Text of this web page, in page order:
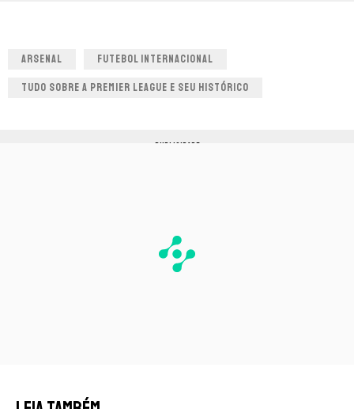
ARSENAL FUTEBOL INTERNACIONAL
TUDO SOBRE A PREMIER LEAGUE E SEU HISTÓRICO
PUBLICIDADE